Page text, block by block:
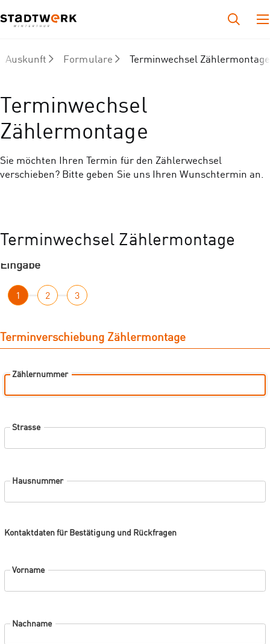
Auskunft Formulare Terminwechsel Zählermontage
Terminwechsel
Zählermontage
Sie möchten Ihren Termin für den Zählerwechsel
verschieben? Bitte geben Sie uns Ihren Wunschtermin an.
Terminwechsel Zählermontage